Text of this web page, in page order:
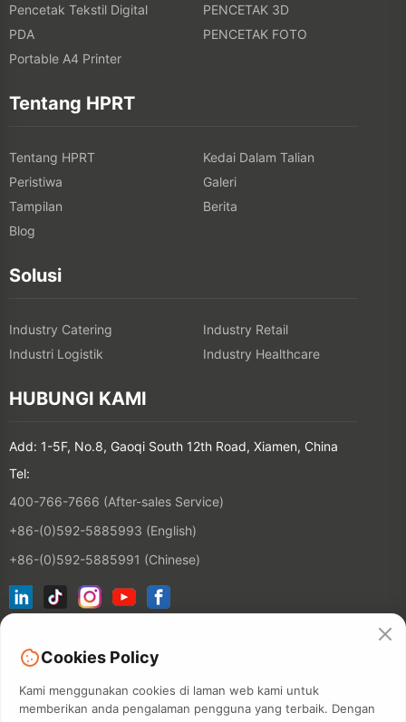
Pencetak Tekstil Digital
PENCETAK 3D
PDA
PENCETAK FOTO
Portable A4 Printer
Tentang HPRT
Tentang HPRT
Kedai Dalam Talian
Peristiwa
Galeri
Tampilan
Berita
Blog
Solusi
Industry Catering
Industry Retail
Industri Logistik
Industry Healthcare
HUBUNGI KAMI
Add: 1-5F, No.8, Gaoqi South 12th Road, Xiamen, China
Tel:
400-766-7666 (After-sales Service)
+86-(0)592-5885993 (English)
+86-(0)592-5885991 (Chinese)
Sertai Senarai Emel Kami
Cookies Policy
Kami menggunakan cookies di laman web kami untuk
memberikan anda pengalaman pengguna yang terbaik. Dengan